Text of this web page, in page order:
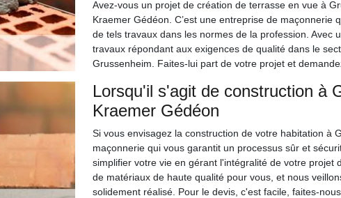
Avez-vous un projet de création de terrasse en vue à
Kraemer Gédéon. C’est une entreprise de
de tels travaux dans les normes de la profession. Avec
travaux répondant aux exigences de qualité dans le
Grussenheim. Faites-lui part de votre projet et
Lorsqu'il s'agit de construction à
Kraemer Gédéon
Si vous envisagez la construction de votre habitation à
maçonnerie qui vous garantit un processus sûr et
simplifier votre vie en gérant l'intégralité de votre projet
de matériaux de haute qualité pour vous, et nous
solidement réalisé. Pour le devis, c'est facile, faites-